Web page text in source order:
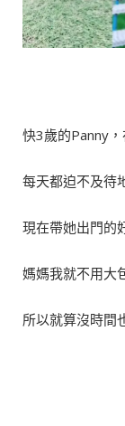
快3歲的Panny
每天都迫不及待
現在帶她出門的
媽媽我就不用大
所以就算沒時間